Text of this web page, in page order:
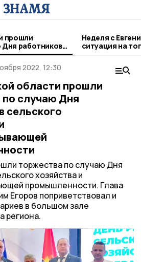
прошли
работников
Неделя с
ситуация на
городе и
2022, 12:30
области прошли
случаю Дня
сельского
торжества по случаю Дня
хозяйства и
промышленности. Глава
Егоров поприветствовал и
в большом зале
региона.